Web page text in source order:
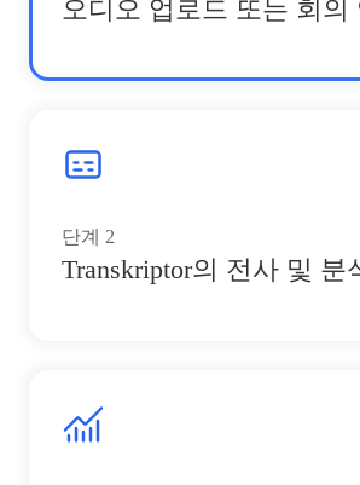
오디오 업로드 또는 회의
단계 2
Transkriptor의 전사 및 분